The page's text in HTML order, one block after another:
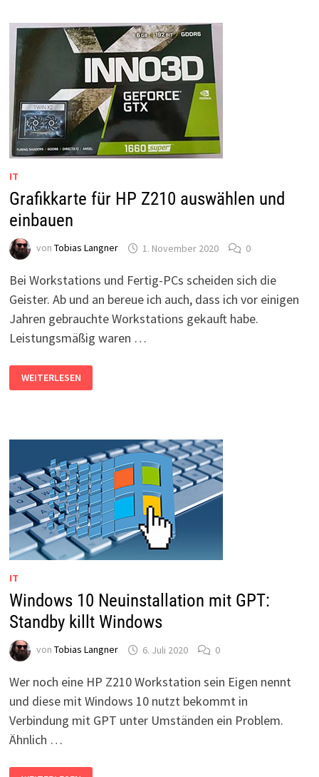
(20.0000
BIS
20.0006)
IT
Grafikkarte für HP Z210 auswählen und
einbauen
von Tobias Langner 1. November 2020 0
Bei Workstations und Fertig-PCs scheiden sich die
Geister. Ab und an bereue ich auch, dass ich vor einigen
Jahren gebrauchte Workstations gekauft habe.
Leistungsmäßig waren …
FÜR
HP
WEITERLESEN
IT
Windows 10 Neuinstallation mit GPT:
Standby killt Windows
von Tobias Langner 6. Juli 2020 0
Wer noch eine HP Z210 Workstation sein Eigen nennt
und diese mit Windows 10 nutzt bekommt in
Verbindung mit GPT unter Umständen ein Problem.
Ähnlich …